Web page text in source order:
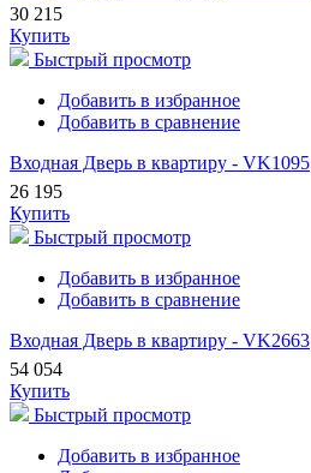
30 215
Купить
Быстрый просмотр
Добавить в избранное
Добавить в сравнение
Входная Дверь в квартиру - VK1095
26 195
Купить
Быстрый просмотр
Добавить в избранное
Добавить в сравнение
Входная Дверь в квартиру - VK2663
54 054
Купить
Быстрый просмотр
Добавить в избранное